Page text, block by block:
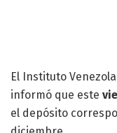
El Instituto
informó que este
el depósito